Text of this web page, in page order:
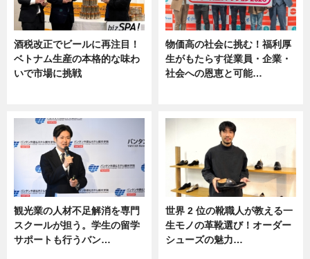
酒税改正でビールに再注目！
ベトナム生産の本格的な味わ
いで市場に挑戦
物価高の社会に挑む！福利厚
生がもたらす従業員・企業・
社会への恩恵と可能…
観光業の人材不足解消を専門
スクールが担う。学生の留学
サポートも行うバン…
世界 2 位の靴職人が教える一
生モノの革靴選び！オーダー
シューズの魅力…